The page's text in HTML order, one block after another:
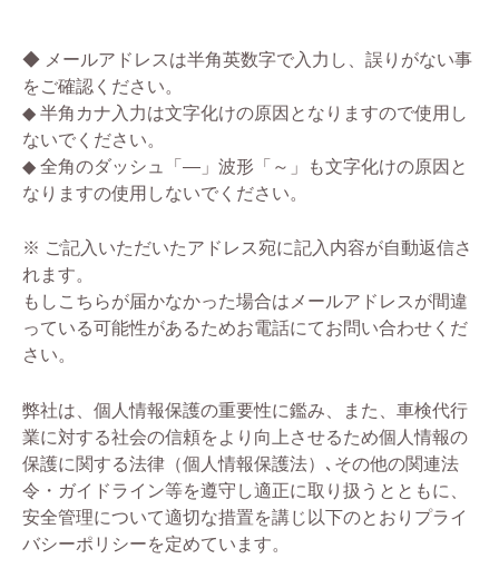
◆ メールアドレスは半角英数字で入力し、誤りがない事
をご確認ください。
◆ 半角カナ入力は文字化けの原因となりますので使用し
ないでください。
◆ 全角のダッシュ「―」波形「～」も文字化けの原因と
なりますの使用しないでください。
※ ご記入いただいたアドレス宛に記入内容が自動返信さ
れます。
もしこちらが届かなかった場合はメールアドレスが間違
っている可能性があるためお電話にてお問い合わせくだ
さい。
弊社は、個人情報保護の重要性に鑑み、また、車検代行
業に対する社会の信頼をより向上させるため個人情報の
保護に関する法律（個人情報保護法）､その他の関連法
令・ガイドライン等を遵守し適正に取り扱うとともに、
安全管理について適切な措置を講じ以下のとおりプライ
バシーポリシーを定めています。